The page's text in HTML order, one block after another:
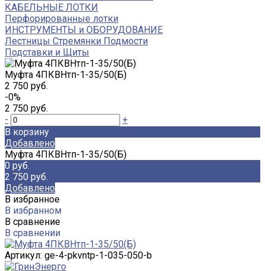
КАБЕЛЬНЫЕ ЛОТКИ
Перфорированные лотки
ИНСТРУМЕНТЫ и ОБОРУДОВАНИЕ
Лестницы Стремянки Подмости
Подставки и Щиты
Муфта 4ПКВНтп-1-35/50(Б)
2 750 руб.
-0%
2 750 руб.
-
+
В корзину
Добавлено
Муфта 4ПКВНтп-1-35/50(Б)
0 руб.
2 750 руб.
Добавлено
В избранное
В избранном
В сравнение
В сравнении
Артикул: ge-4-pkvntp-1-035-050-b